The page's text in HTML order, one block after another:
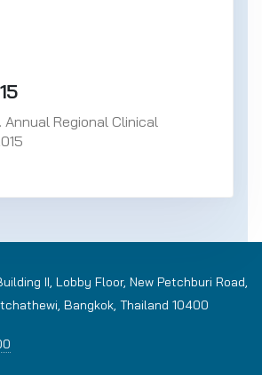
Annual Regional Clinical
II, Lobby Floor, New Petchburi Road,
Bangkok, Thailand 10400